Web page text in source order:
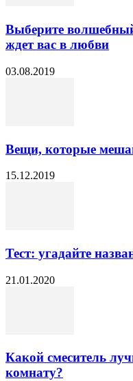
Выберите
ждет вас в любви
03.08.2019
Вещи, которые
15.12.2019
Тест: угадайте
21.01.2020
Какой смеситель
комнату?